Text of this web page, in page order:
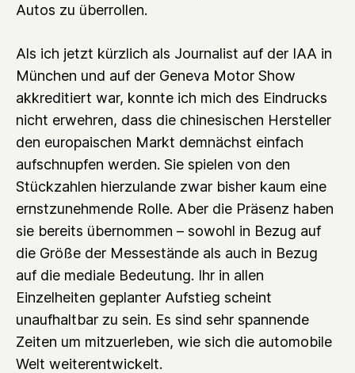
Autos zu überrollen.
Als ich jetzt kürzlich als Journalist auf der IAA in
München und auf der Geneva Motor Show
akkreditiert war, konnte ich mich des Eindrucks
nicht erwehren, dass die chinesischen Hersteller
den europaischen Markt demnächst einfach
aufschnupfen werden. Sie spielen von den
Stückzahlen hierzulande zwar bisher kaum eine
ernstzunehmende Rolle. Aber die Präsenz haben
sie bereits übernommen – sowohl in Bezug auf
die Größe der Messestände als auch in Bezug
auf die mediale Bedeutung. Ihr in allen
Einzelheiten geplanter Aufstieg scheint
unaufhaltbar zu sein. Es sind sehr spannende
Zeiten um mitzuerleben, wie sich die automobile
Welt weiterentwickelt.